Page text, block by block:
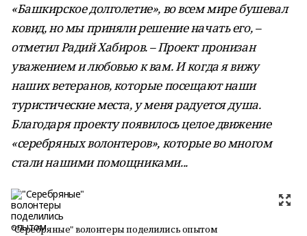
«Башкирское долголетие», во всем мире бушевал
ковид, но мы приняли решение начать его, –
отметил Радий Хабиров. – Проект пронизан
уважением и любовью к вам. И когда я вижу
наших ветеранов, которые посещают наши
туристические места, у меня радуется душа.
Благодаря проекту появилось целое движение
«серебряных волонтеров», которые во многом
стали нашими помощниками...
"Серебряные" волонтеры поделились опытом